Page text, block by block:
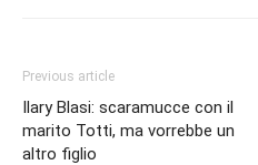
Previous article
Ilary Blasi: scaramucce con il
marito Totti, ma vorrebbe un
altro figlio